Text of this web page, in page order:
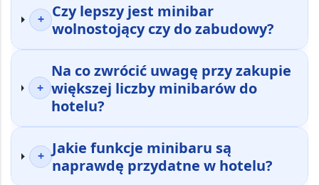
+ Czy lepszy jest minibar
wolnostojący czy do zabudowy?
+
Na co zwrócić uwagę przy zakupie
większej liczby minibarów do
hotelu?
+ Jakie funkcje minibaru są
naprawdę przydatne w hotelu?